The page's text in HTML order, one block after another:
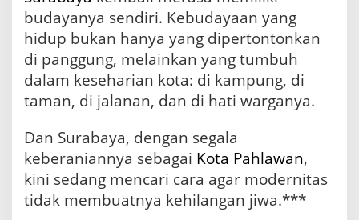
budayanya sendiri. Kebudayaan yang
hidup bukan hanya yang dipertontonkan
di panggung, melainkan yang tumbuh
dalam keseharian kota: di kampung, di
taman, di jalanan, dan di hati warganya.
Dan Surabaya, dengan segala
keberaniannya sebagai Kota Pahlawan,
kini sedang mencari cara agar modernitas
tidak membuatnya kehilangan jiwa.***